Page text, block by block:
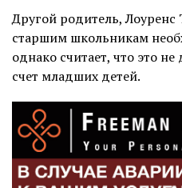
Другой родитель, Лоуренс
старшим школьникам
однако считает, что это
счет младших детей.